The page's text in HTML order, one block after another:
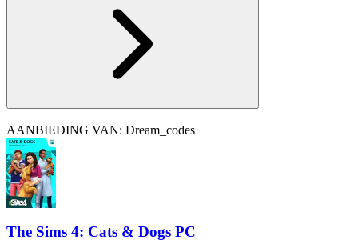
AANBIEDING VAN: Dream_codes
The Sims 4: Cats & Dogs PC